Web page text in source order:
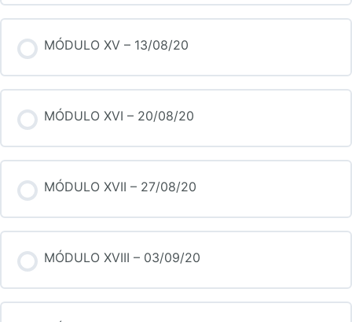
MÓDULO XV – 13/08/20
MÓDULO XVI – 20/08/20
MÓDULO XVII – 27/08/20
MÓDULO XVIII – 03/09/20